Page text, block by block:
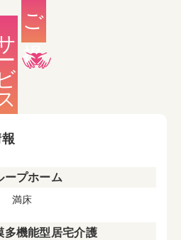
ご提供
ス
ープホーム
満床
多機能型居宅介護